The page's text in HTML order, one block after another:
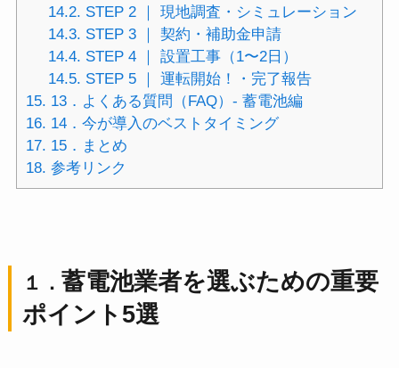
14.2. STEP 2 ｜ 現地調査・シミュレーション
14.3. STEP 3 ｜ 契約・補助金申請
14.4. STEP 4 ｜ 設置工事（1〜2日）
14.5. STEP 5 ｜ 運転開始！・完了報告
15. 13．よくある質問（FAQ）- 蓄電池編
16. 14．今が導入のベストタイミング
17. 15．まとめ
18. 参考リンク
１． 蓄電池業者を選ぶための重要
ポイント5選